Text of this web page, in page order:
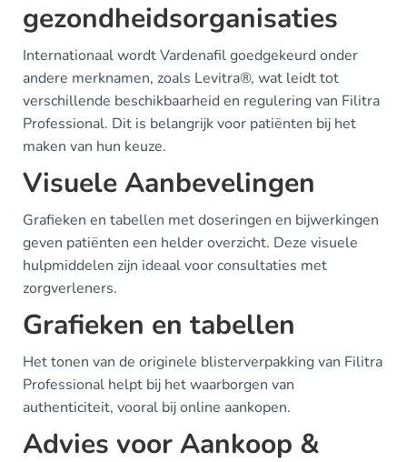
gezondheidsorganisaties
Internationaal wordt Vardenafil goedgekeurd onder
andere merknamen, zoals Levitra®, wat leidt tot
verschillende beschikbaarheid en regulering van Filitra
Professional. Dit is belangrijk voor patiënten bij het
maken van hun keuze.
Visuele Aanbevelingen
Grafieken en tabellen met doseringen en bijwerkingen
geven patiënten een helder overzicht. Deze visuele
hulpmiddelen zijn ideaal voor consultaties met
zorgverleners.
Grafieken en tabellen
Het tonen van de originele blisterverpakking van Filitra
Professional helpt bij het waarborgen van
authenticiteit, vooral bij online aankopen.
Advies voor Aankoop &